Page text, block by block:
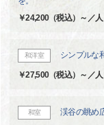
￥24,200（税込）～／人
和洋室 シンプルな
￥27,500（税込）～／人
和室 渓谷の眺め